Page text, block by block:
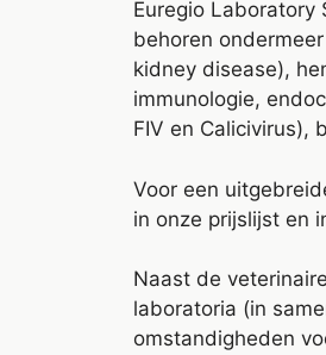
Euregio
behoren
kidney disease),
immunologie,
FIV en Calicivirus),
Voor een
in onze prijslijst en
Naast de
laboratoria (in
omstandigheden